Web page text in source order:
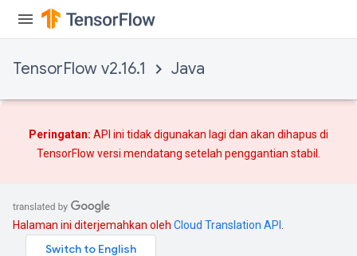
TensorFlow v2.16.1 Java
Peringatan: API ini tidak digunakan lagi dan akan dihapus di
TensorFlow versi mendatang setelah penggantian stabil.
Halaman ini diterjemahkan oleh Cloud Translation API